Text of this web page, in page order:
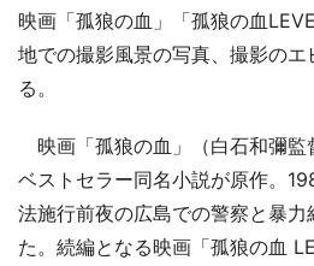
映画「孤狼の血」「孤狼の血
地での撮影風景の写真、撮影のエ
る。
映画「孤狼の血」（白石和彌監
ベストセラー同名小説が原作。
法施行前夜の広島での警察と暴
た。続編となる映画「孤狼の血